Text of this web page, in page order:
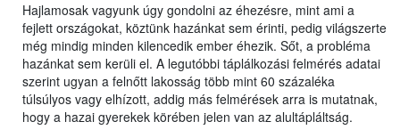
Hajlamosak vagyunk úgy gondolni az éhezésre, mint ami a
fejlett országokat, köztünk hazánkat sem érinti, pedig világszerte
még mindig minden kilencedik ember éhezik. Sőt, a probléma
hazánkat sem kerüli el. A legutóbbi táplálkozási felmérés adatai
szerint ugyan a felnőtt lakosság több mint 60 százaléka
túlsúlyos vagy elhízott, addig más felmérések arra is mutatnak,
hogy a hazai gyerekek körében jelen van az alultápláltság.